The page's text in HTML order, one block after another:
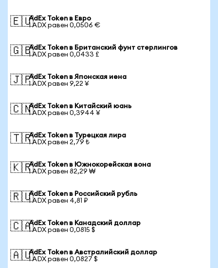
🇪🇺AdEx Token в Евро
1 ADX равен 0,0506 €
🇬🇧AdEx Token в Британский фунт стерлингов
1 ADX равен 0,0433 £
🇯🇵AdEx Token в Японская иена
1 ADX равен 9,22 ¥
🇨🇳AdEx Token в Китайский юань
1 ADX равен 0,3944 ¥
🇹🇷AdEx Token в Турецкая лира
1 ADX равен 2,79 ₺
🇰🇷AdEx Token в Южнокорейская вона
1 ADX равен 82,29 ₩
🇷🇺AdEx Token в Российский рубль
1 ADX равен 4,81 ₽
🇨🇦AdEx Token в Канадский доллар
1 ADX равен 0,0815 $
🇦🇺AdEx Token в Австралийский доллар
1 ADX равен 0,0827 $